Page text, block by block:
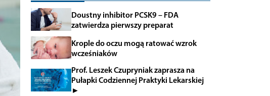
Doustny inhibitor PCSK9 – FDA
zatwierdza pierwszy preparat
Krople do oczu mogą ratować wzrok
wcześniaków
Prof. Leszek Czupryniak zaprasza na
Pułapki Codziennej Praktyki Lekarskiej
►